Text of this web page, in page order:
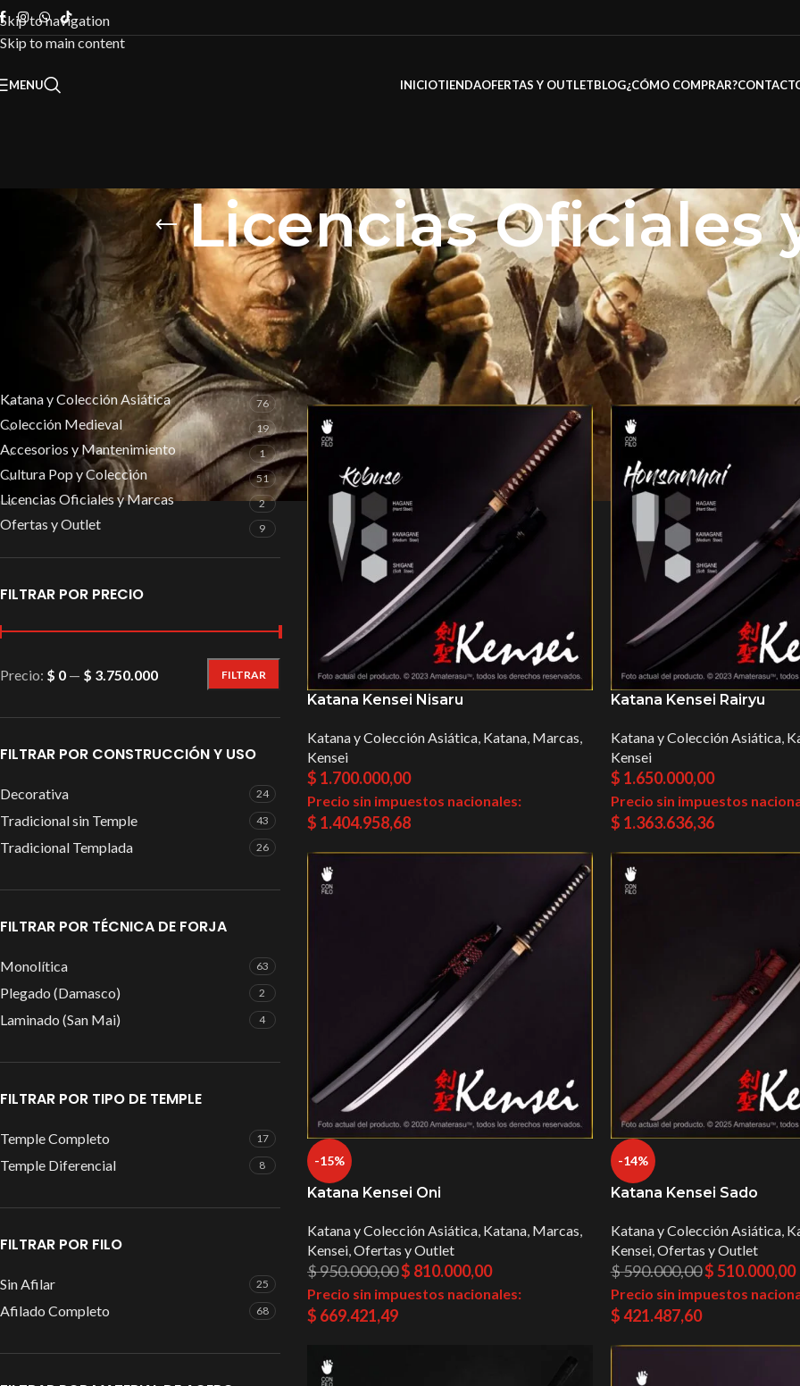
Skip to navigation
Skip to main content
MENU INICIOTIENDAOFERTAS Y OUTLETBLOG¿CÓMO COMPRAR?
Licencias Oficiales
FILTRAR POR CATEGORÍA
Katana y Colección Asiática 76
Colección Medieval 19
Accesorios y Mantenimiento 1
Cultura Pop y Colección 51
Licencias Oficiales y Marcas 2
Ofertas y Outlet 9
FILTRAR POR PRECIO
FILTRAR
Precio: $ 0 — $ 3.750.000
FILTRAR POR CONSTRUCCIÓN Y USO
Decorativa 24
Tradicional sin Temple 43
Tradicional Templada 26
FILTRAR POR TÉCNICA DE FORJA
Monolítica 63
Plegado (Damasco) 2
Laminado (San Mai) 4
FILTRAR POR TIPO DE TEMPLE
Temple Completo 17
Temple Diferencial 8
FILTRAR POR FILO
Sin Afilar 25
Afilado Completo 68
Licencias Oficiales y Marcas/ Página 6
Katana Kensei Nisaru
Katana y Colección Asiática, Katana, Marcas,
Kensei
$ 1.700.000,00
Precio sin impuestos nacionales:
$ 1.404.958,68
Katana Kensei Rairyu
Katana y Colección Asiática,
Kensei
$ 1.650.000,00
Precio sin impuestos
$ 1.363.636,36
-15%
Katana Kensei Oni
Katana y Colección Asiática, Katana, Marcas
Kensei, Ofertas y Outlet
$950.000,00$ 810.000,00
Precio sin impuestos nacionales:
$ 669.421,49
-14%
Katana Kensei Sado
Katana y Colección Asiática,
Kensei, Ofertas y Outlet
$590.000,00$510.000,00
Precio sin impuestos
$421.487,60